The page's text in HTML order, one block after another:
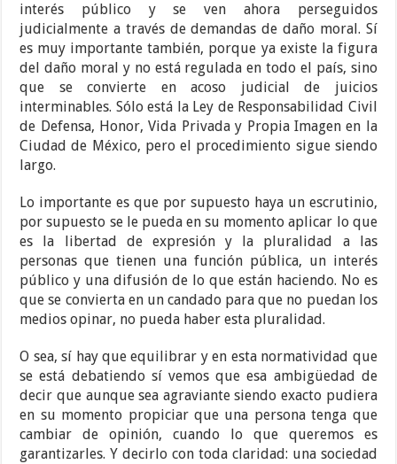
interés público y se ven ahora perseguidos
judicialmente a través de demandas de daño moral. Sí
es muy importante también, porque ya existe la figura
del daño moral y no está regulada en todo el país, sino
que se convierte en acoso judicial de juicios
interminables. Sólo está la Ley de Responsabilidad Civil
de Defensa, Honor, Vida Privada y Propia Imagen en la
Ciudad de México, pero el procedimiento sigue siendo
largo.
Lo importante es que por supuesto haya un escrutinio,
por supuesto se le pueda en su momento aplicar lo que
es la libertad de expresión y la pluralidad a las
personas que tienen una función pública, un interés
público y una difusión de lo que están haciendo. No es
que se convierta en un candado para que no puedan los
medios opinar, no pueda haber esta pluralidad.
O sea, sí hay que equilibrar y en esta normatividad que
se está debatiendo sí vemos que esa ambigüedad de
decir que aunque sea agraviante siendo exacto pudiera
en su momento propiciar que una persona tenga que
cambiar de opinión, cuando lo que queremos es
garantizarles. Y decirlo con toda claridad: una sociedad